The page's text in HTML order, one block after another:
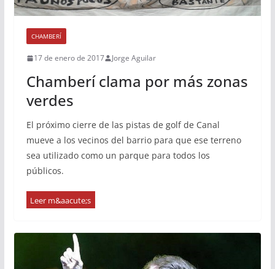
CHAMBERÍ
17 de enero de 2017 Jorge Aguilar
Chamberí clama por más zonas
verdes
El próximo cierre de las pistas de golf de Canal
mueve a los vecinos del barrio para que ese terreno
sea utilizado como un parque para todos los
públicos.